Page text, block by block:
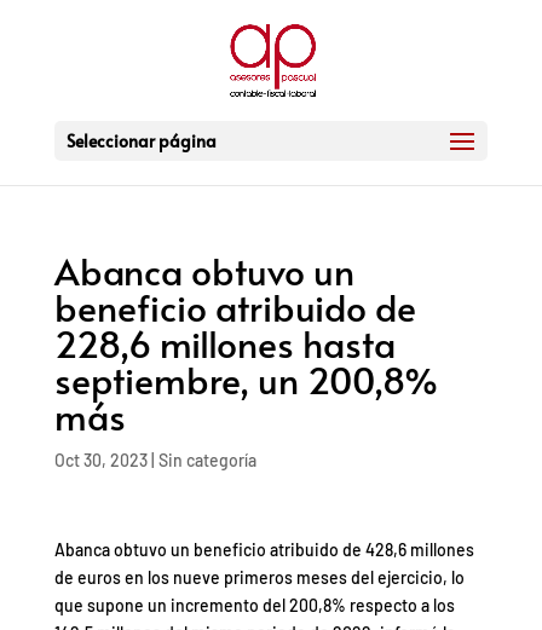
Seleccionar página
Abanca obtuvo un
beneficio atribuido de
228,6 millones hasta
septiembre, un 200,8%
más
Oct 30, 2023| Sin categoría
Abanca obtuvo un beneficio atribuido de 428,6 millones
de euros en los nueve primeros meses del ejercicio, lo
que supone un incremento del 200,8% respecto a los